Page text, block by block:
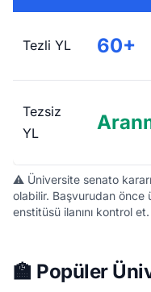
Tezli YL 60+
Tezsiz
YL
⚠️ Üniversite senato
olabilir. Başvurudan önce
enstitüsü ilanını kontrol et.
🏫 Popüler